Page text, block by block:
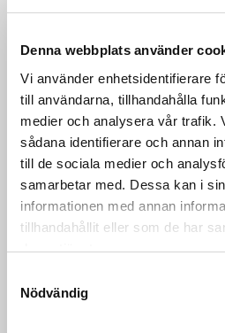
Denna webbplats använder
Vi använder enhetsidentifierare
till användarna, tillhandahålla
medier och analysera vår trafik.
sådana identifierare och annan
till de sociala medier och
samarbetar med. Dessa kan i
informationen med annan
tillhandahållit eller som de har
deras tjänster.
Nödvändig
gäller aktivt jordbruk, EU:s
miljömålen ska
valfrihet så att länderna som
naturförhållanden och
lämpligaste sätten för att nå
Jordbruksministrarna
av EU:s bioenergistrategi med
jordbruksområdet. Enligt
förnybara naturresurser och en